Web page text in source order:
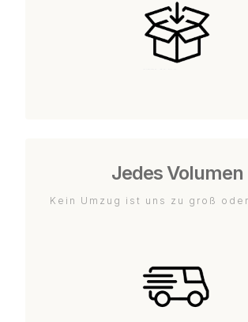
Jedes Volumen
Kein Umzug ist uns zu groß